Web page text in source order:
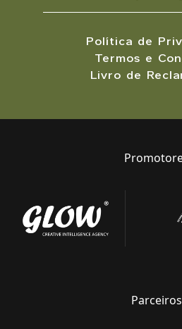
Política de
Termos e
Livro de